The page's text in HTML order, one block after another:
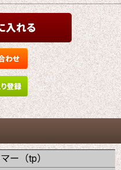
ー（tp）